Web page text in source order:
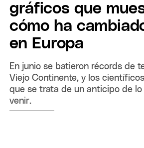
gráficos que
cómo ha
en Europa
En junio se batieron récords de
Viejo Continente, y los
que se trata de un anticipo de
venir.